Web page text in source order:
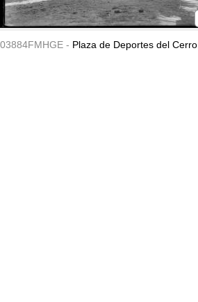
03884FMHGE - Plaza de Deportes del Cerro.